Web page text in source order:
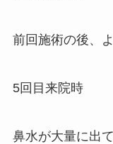
前回施術の後、
5回目来院時
鼻水が大量に出